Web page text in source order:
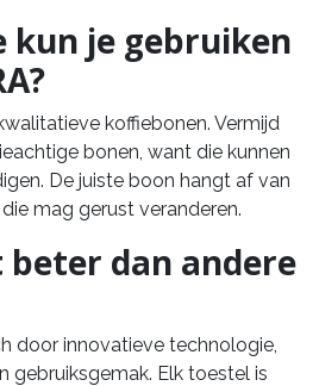
kun je gebruiken
koffiebonen. Vermijd
bonen, want die kunnen
De juiste boon hangt af van
mag gerust veranderen.
beter dan andere
door innovatieve technologie,
gebruiksgemak. Elk toestel is